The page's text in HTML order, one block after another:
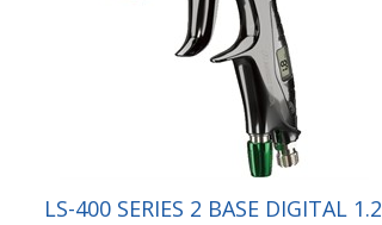
LS-400 SERIES 2 BASE DIGITAL 1.2